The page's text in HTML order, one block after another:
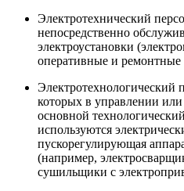
Электротехнический
непосредственно
электроустановки
оперативные и ремонтные
Электротехнологический
которых в управлении
основной
используются
пускорегулирующая
(например,
сушильщики с